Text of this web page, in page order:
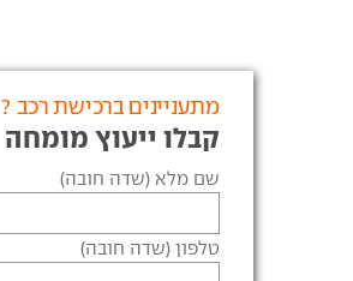
מתעניינים ברכישת רכב ?
קבלו ייעוץ מומחה
שם מלא (שדה חובה)
טלפון (שדה חובה)